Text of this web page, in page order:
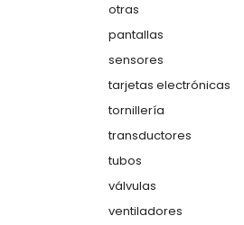
otras
pantallas
sensores
tarjetas electrónicas
tornillería
transductores
tubos
válvulas
ventiladores